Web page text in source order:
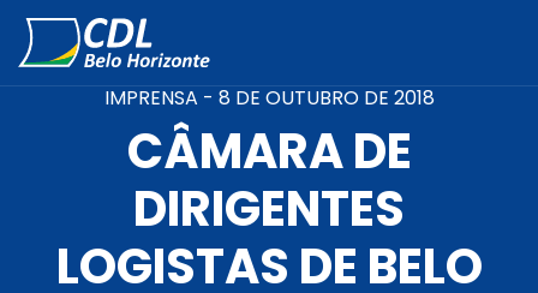
IMPRENSA - 8 DE OUTUBRO DE 2018
CÂMARA DE
DIRIGENTES
LOGISTAS DE BELO